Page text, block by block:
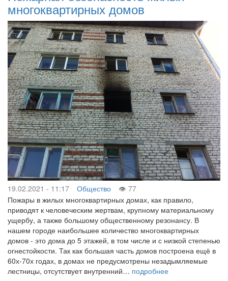
многоквартирных домов
19.02.2021 - 11:17 Общество
77
Пожары в жилых многоквартирных домах, как правило,
приводят к человеческим жертвам, крупному материальному
ущербу, а также большому общественному резонансу. В
нашем городе наибольшее количество многоквартирных
домов - это дома до 5 этажей, в том числе и с низкой степенью
огнестойкости. Так как большая часть домов построена ещё в
60х-70х годах, в домах не предусмотрены незадымляемые
лестницы, отсутствует внутренний… подробнее